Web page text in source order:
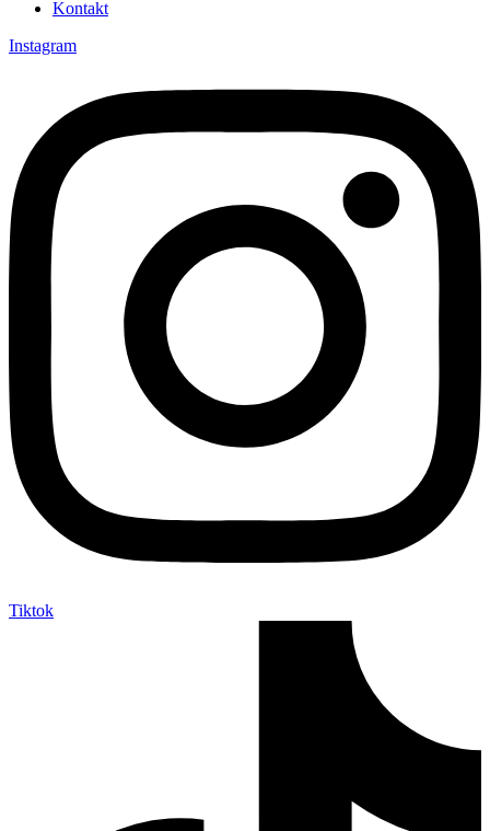
Kontakt
Instagram
Tiktok